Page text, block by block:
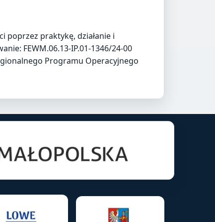
poprzez praktykę, działanie i
FEWM.06.13-IP.01-1346/24-00
Programu Operacyjnego